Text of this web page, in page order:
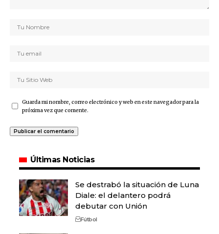
Guarda mi nombre, correo electrónico y web en este navegador para la
próxima vez que comente.
Últimas Noticias
Se destrabó la situación de Luna
Diale: el delantero podrá
debutar con Unión
Fútbol